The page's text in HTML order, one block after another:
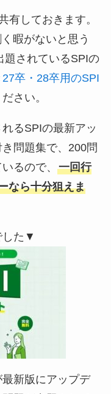
有しておきます。
暇がないと思う
題されているSPIの
卒・28卒用のSPI
さい。
るSPIの最新アッ
問題集で、200問
るので、 一回行
なら十分狙えま
した▼
新版にアップデ